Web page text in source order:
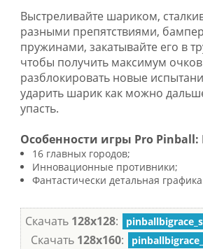
Выстреливайте шариком,
разными препятствиями,
пружинами, закатывайте его в
чтобы получить максимум
разблокировать новые
ударить шарик как можно
упасть.
Особенности игры Pro Pinball:
16 главных городов;
Инновационные противники;
Фантастически детальная
Скачать 128x128:
Скачать 128x160: